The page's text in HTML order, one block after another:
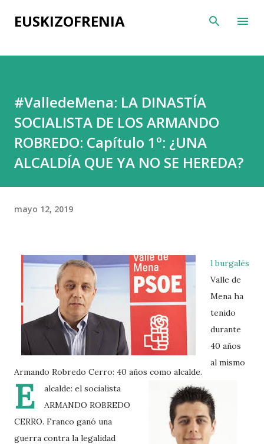
Ir al contenido principal
EUSKIZOFRENIA
#ValledeMena: LA DINASTÍA
SOCIALISTA DE LOS ARMANDO
ROBREDO: Capítulo 1º: ¿UNA
ALCALDÍA QUE YA NO SE HEREDA?
mayo 12, 2019
Armando Robredo Cerro: 40 años como alcalde.
E
l burgalés
Valle de
Mena ha
tenido
durante
40 años
al mismo
alcalde: el socialista
ARMANDO ROBREDO
CERRO. Franco ganó una
guerra contra la legalidad